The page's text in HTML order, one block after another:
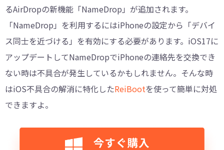
るAirDropの新機能「NameDrop」が追加されます。
「NameDrop」を利用するにはiPhoneの設定から「デバイ
ス同士を近づける」を有効にする必要があります。iOS17に
アップデートしてNameDropでiPhoneの連絡先を交換でき
ない時は不具合が発生しているかもしれません。そんな時
はiOS不具合の解消に特化したReiBootを使って簡単に対処
できますよ。